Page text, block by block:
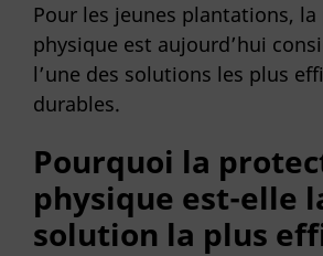
Pour les jeunes plantations,
physique est aujourd’hui
l’une des solutions les plus
durables.
Pourquoi la
physique est-elle
solution la plus